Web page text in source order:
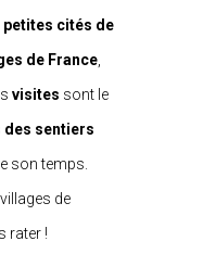
petites cités de
de France
visites sont le
des sentiers
son temps.
de
rater !